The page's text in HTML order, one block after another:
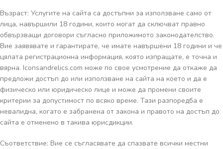
Възраст: Услугите на сайта са достъпни за използване само от
лица, навършили 18 години, които могат да сключват правно
обвързващи договори съгласно приложимото законодателство.
Вие заявявате и гарантирате, че имате навършени 18 години и че
цялата регистрационна информация, която изпращате, е точна и
вярна. Iconsandrelics.com може по свое усмотрение да откаже да
предложи достъп до или използване на сайта на което и да е
физическо или юридическо лице и може да промени своите
критерии за допустимост по всяко време. Тази разпоредба е
невалидна, когато е забранена от закона и правото на достъп до
сайта е отменено в такива юрисдикции.
Съответствие: Вие се съгласявате да спазвате всички местни